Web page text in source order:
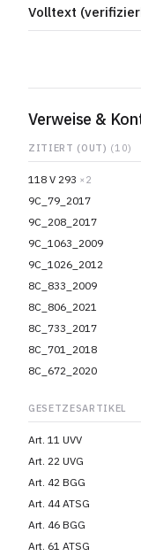
Volltext
Verweise &
ZITIERT (OUT) (10)
118 V 293 ×2
9C_79_2017
9C_208_2017
9C_1063_2009
9C_1026_2012
8C_833_2009
8C_806_2021
8C_733_2017
8C_701_2018
8C_672_2020
GESETZESARTIKEL
Art. 11 UVV
Art. 22 UVG
Art. 42 BGG
Art. 44 ATSG
Art. 46 BGG
Art. 61 ATSG